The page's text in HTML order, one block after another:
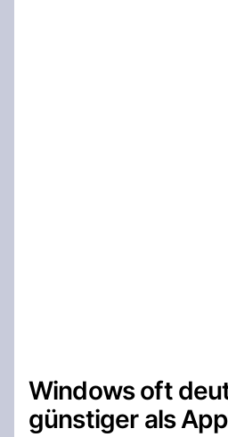
Windows oft
günstiger als